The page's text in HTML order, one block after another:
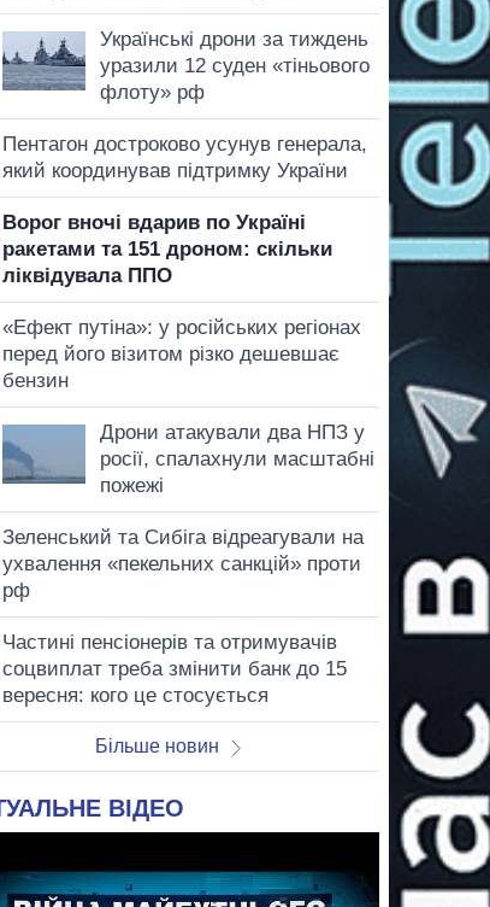
Українські дрони за тиждень
уразили 12 суден «тіньового
флоту» рф
Пентагон достроково усунув генерала,
який координував підтримку України
Ворог вночі вдарив по Україні
ракетами та 151 дроном: скільки
ліквідувала ППО
«Ефект путіна»: у російських регіонах
перед його візитом різко дешевшає
бензин
Дрони атакували два НПЗ у
росії, спалахнули масштабні
пожежі
Зеленський та Сибіга відреагували на
ухвалення «пекельних санкцій» проти
рф
Частині пенсіонерів та отримувачів
соцвиплат треба змінити банк до 15
вересня: кого це стосується
Більше новин
ВІДЕО